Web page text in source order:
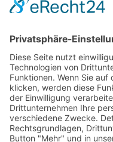
mehr lesen